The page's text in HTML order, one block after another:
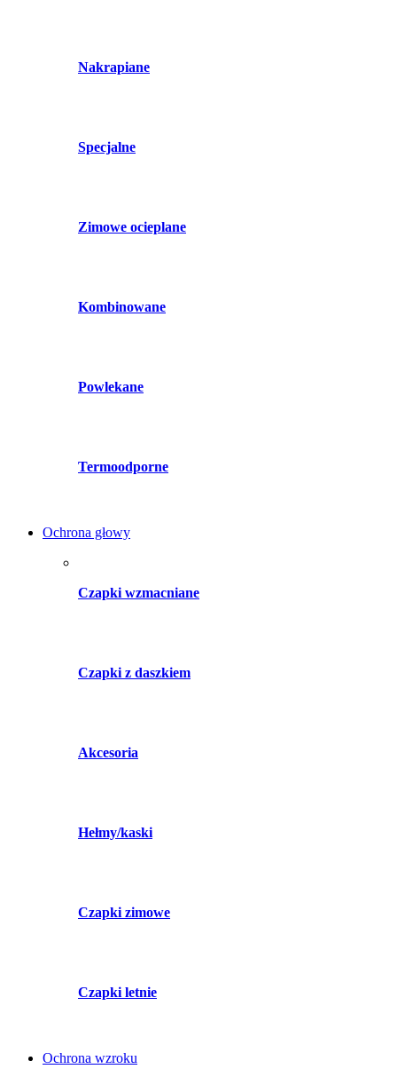
Nakrapiane
Specjalne
Zimowe ocieplane
Kombinowane
Powlekane
Termoodporne
Ochrona głowy
Czapki wzmacniane
Czapki z daszkiem
Akcesoria
Hełmy/kaski
Czapki zimowe
Czapki letnie
Ochrona wzroku